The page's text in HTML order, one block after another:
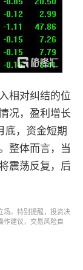
相对纠结的位
况，盈利增长
底，资金短期
整体而言，当
震荡反复，后
场。特别提醒，投资决
作建议，交易风险自